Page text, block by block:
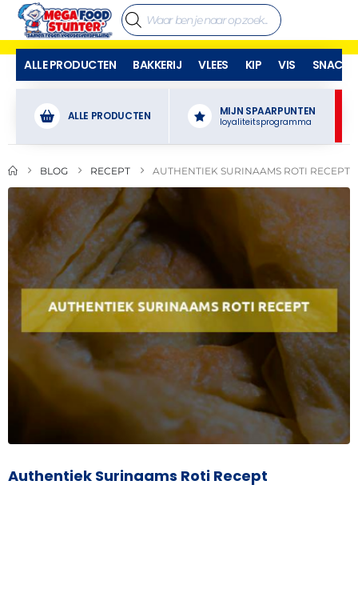
ALLE PRODUCTEN BAKKERIJ VLEES KIP VIS SNACKS
ALLE PRODUCTEN MIJN SPAARPUNTEN
loyaliteitsprogramma
BLOG RECEPT AUTHENTIEK SURINAAMS ROTI RECEPT
Authentiek Surinaams Roti Recept